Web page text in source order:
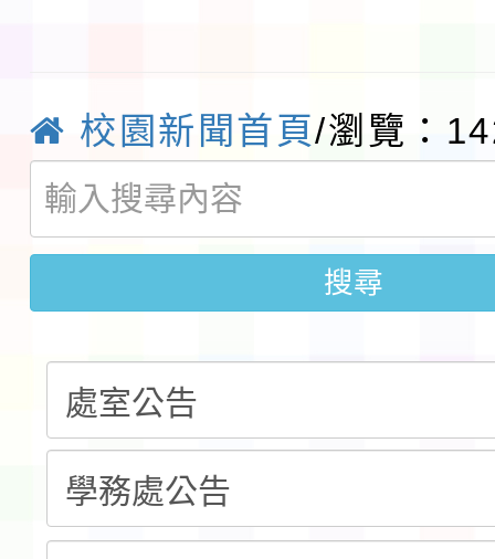
請一案
社團法人中華民國畫廊
026 ART TAIPEI臺北
會」之「藝術教育日」
本校115學年度第1學
第2次招考代課鐘點教
告(採1次公告分次招考)
115 年度兒童課後照顧
0 小時業訓練課程
轉知本市體育總會划船
「115年桃園市運動會
錦標賽」海洋艇及
域)，申請變更地點
「114-115年度
計畫」公費接種對象擴
115學年度迎新活動暨
會活動流程表
校園新聞首頁/瀏覽：
搜尋